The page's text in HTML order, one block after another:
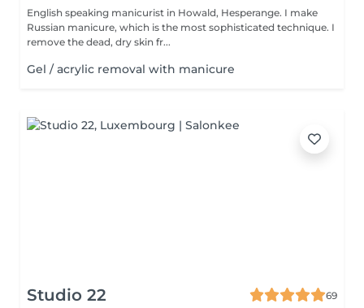
English speaking manicurist in Howald, Hesperange. I make
Russian manicure, which is the most sophisticated technique. I
remove the dead, dry skin fr...
Gel / acrylic removal with manicure
Studio 22
69